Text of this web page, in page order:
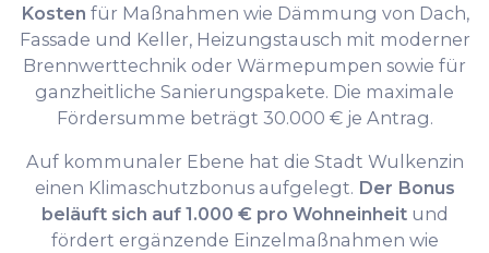
Kosten für Maßnahmen wie Dämmung von Dach,
Fassade und Keller, Heizungstausch mit moderner
Brennwerttechnik oder Wärmepumpen sowie für
ganzheitliche Sanierungspakete. Die maximale
Fördersumme beträgt 30.000 € je Antrag.
Auf kommunaler Ebene hat die Stadt Wulkenzin
einen Klimaschutzbonus aufgelegt. Der Bonus
beläuft sich auf 1.000 € pro Wohneinheitund
fördert ergänzende Einzelmaßnahmen wie